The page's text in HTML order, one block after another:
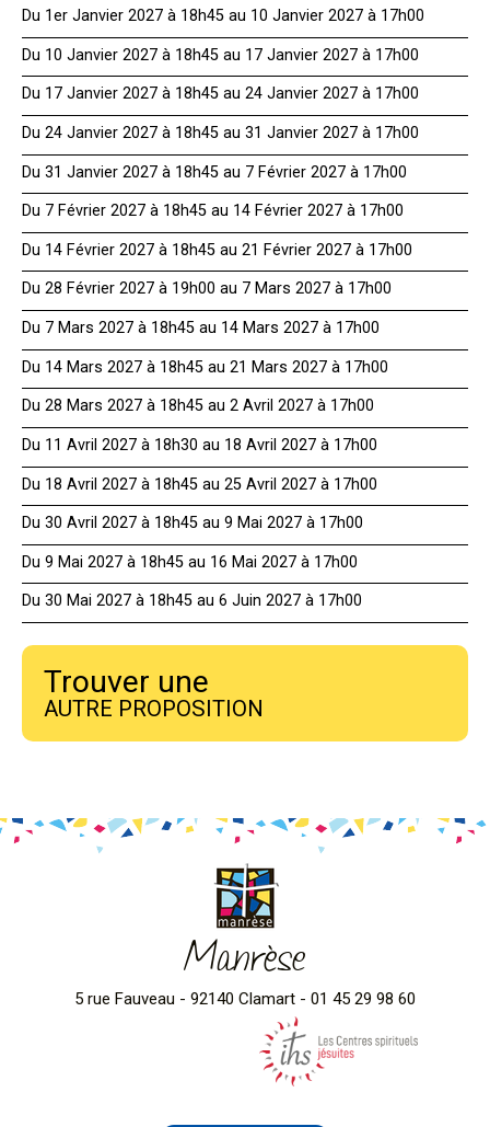
Du 1er Janvier 2027 à 18h45 au 10 Janvier 2027 à 17h00
Du 10 Janvier 2027 à 18h45 au 17 Janvier 2027 à 17h00
Du 17 Janvier 2027 à 18h45 au 24 Janvier 2027 à 17h00
Du 24 Janvier 2027 à 18h45 au 31 Janvier 2027 à 17h00
Du 31 Janvier 2027 à 18h45 au 7 Février 2027 à 17h00
Du 7 Février 2027 à 18h45 au 14 Février 2027 à 17h00
Du 14 Février 2027 à 18h45 au 21 Février 2027 à 17h00
Du 28 Février 2027 à 19h00 au 7 Mars 2027 à 17h00
Du 7 Mars 2027 à 18h45 au 14 Mars 2027 à 17h00
Du 14 Mars 2027 à 18h45 au 21 Mars 2027 à 17h00
Du 28 Mars 2027 à 18h45 au 2 Avril 2027 à 17h00
Du 11 Avril 2027 à 18h30 au 18 Avril 2027 à 17h00
Du 18 Avril 2027 à 18h45 au 25 Avril 2027 à 17h00
Du 30 Avril 2027 à 18h45 au 9 Mai 2027 à 17h00
Du 9 Mai 2027 à 18h45 au 16 Mai 2027 à 17h00
Du 30 Mai 2027 à 18h45 au 6 Juin 2027 à 17h00
Trouver une
AUTRE PROPOSITION
Manrèse
5 rue Fauveau - 92140 Clamart - 01 45 29 98 60